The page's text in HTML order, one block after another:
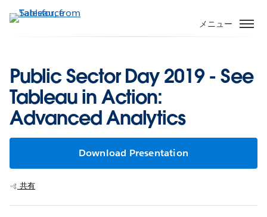
イ
ン
に
移
メニュー
Public Sector Day 2019 - See
Tableau in Action:
Advanced Analytics
Download Presentation
共有